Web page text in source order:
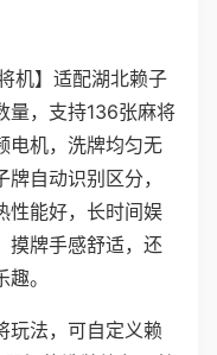
机】适配湖北赖子
量，支持136张麻将
电机，洗牌均匀无
自动识别区分，
性能好，长时间娱
摸牌手感舒适，还
。
玩法，可自定义赖